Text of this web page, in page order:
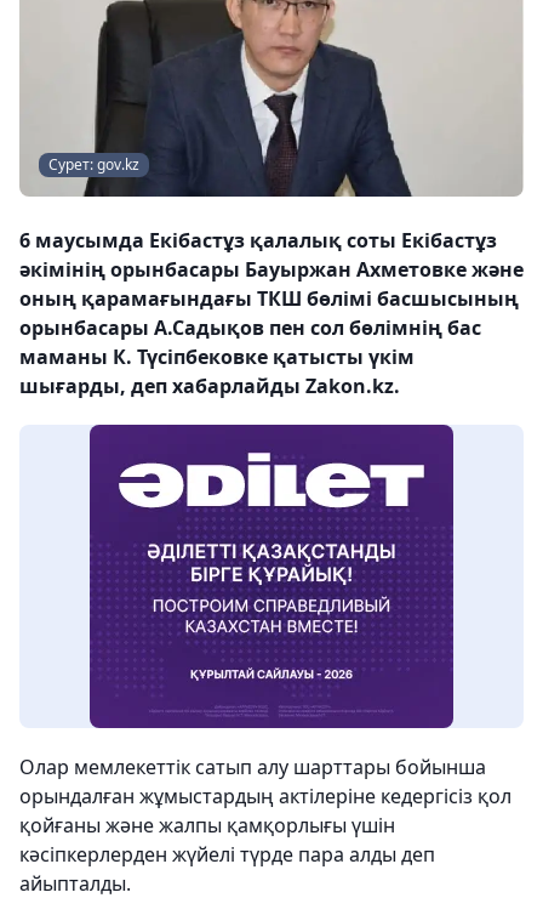
Сурет: gov.kz
6 маусымда Екібастұз қалалық соты Екібастұз
әкімінің орынбасары Бауыржан Ахметовке және
оның қарамағындағы ТКШ бөлімі басшысының
орынбасары А.Садықов пен сол бөлімнің бас
маманы К. Түсіпбековке қатысты үкім
шығарды, деп хабарлайды Zakon.kz.
Олар мемлекеттік сатып алу шарттары бойынша
орындалған жұмыстардың актілеріне кедергісіз қол
қойғаны және жалпы қамқорлығы үшін
кәсіпкерлерден жүйелі түрде пара алды деп
айыпталды.